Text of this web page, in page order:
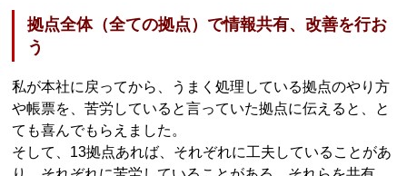
拠点全体（全ての拠点）で情報共有、改善を行お
う
私が本社に戻ってから、うまく処理している拠点のやり方
や帳票を、苦労していると言っていた拠点に伝えると、と
ても喜んでもらえました。
そして、13拠点あれば、それぞれに工夫していることがあ